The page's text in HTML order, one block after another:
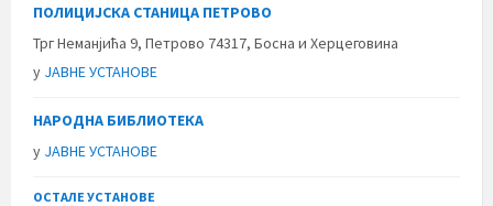
ПОЛИЦИЈСКА СТАНИЦА ПЕТРОВО
Трг Неманјића 9, Петрово 74317, Босна и Херцеговина
у ЈАВНЕ УСТАНОВЕ
НАРОДНА БИБЛИОТЕКА
у ЈАВНЕ УСТАНОВЕ
ОСТАЛЕ УСТАНОВЕ